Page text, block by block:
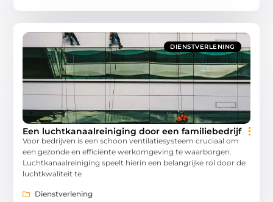
DIENSTVERLENING
Een luchtkanaalreiniging door een familiebedrijf
Voor bedrijven is een schoon ventilatiesysteem cruciaal om
een gezonde en efficiënte werkomgeving te waarborgen.
Luchtkanaalreiniging speelt hierin een belangrijke rol door de
luchtkwaliteit te
Dienstverlening